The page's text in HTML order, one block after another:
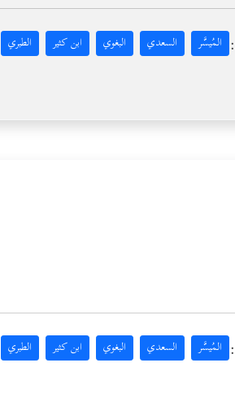
المُيسَّر السعدي البغوي ابن كثير الطبري
المُيسَّر السعدي البغوي ابن كثير الطبري